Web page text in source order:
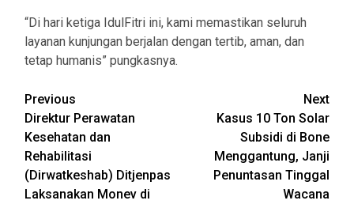
“Di hari ketiga IdulFitri ini, kami memastikan seluruh
layanan kunjungan berjalan dengan tertib, aman, dan
tetap humanis” pungkasnya.
Post
navigation
Previous
Direktur Perawatan
Kesehatan dan
Rehabilitasi
(Dirwatkeshab) Ditjenpas
Laksanakan Monev di
Next
Kasus 10 Ton Solar
Subsidi di Bone
Menggantung, Janji
Penuntasan Tinggal
Wacana